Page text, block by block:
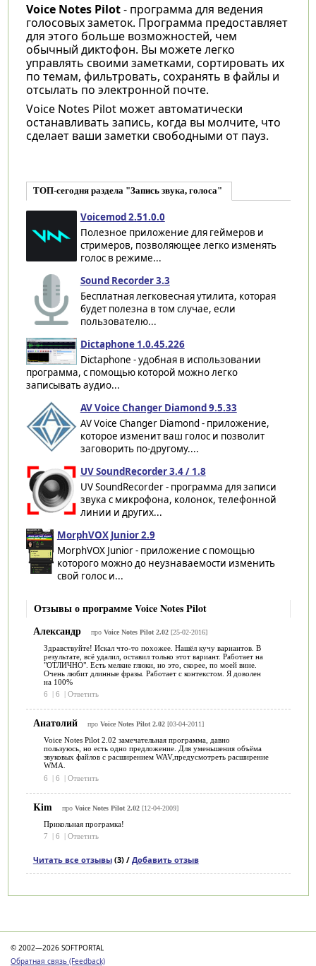
Voice Notes Pilot- программа для ведения
голосовых заметок. Программа предоставляет
для этого больше возможностей, чем
обычный диктофон. Вы можете легко
управлять своими заметками, сортировать их
по темам, фильтровать, сохранять в файлы и
отсылать по электронной почте.
Voice Notes Pilot может автоматически
останавливать запись, когда вы молчите, что
сделает ваши заметки свободными от пауз.
ТОП-сегодня раздела "Запись звука, голоса"
Voicemod 2.51.0.0
Полезное приложение для геймеров и
стримеров, позволяющее легко изменять
голос в режиме...
Sound Recorder 3.3
Бесплатная легковесная утилита, которая
будет полезна в том случае, если
пользователю...
Dictaphone 1.0.45.226
Dictaphone - удобная в использовании
программа, с помощью которой можно легко
записывать аудио...
AV Voice Changer Diamond 9.5.33
AV Voice Changer Diamond - приложение,
которое изменит ваш голос и позволит
заговорить по-другому....
UV SoundRecorder 3.4 / 1.8
UV SoundRecorder - программа для записи
звука с микрофона, колонок, телефонной
линии и других...
MorphVOX Junior 2.9
MorphVOX Junior - приложение с помощью
которого можно до неузнаваемости изменить
свой голос и...
Отзывы о программе Voice Notes Pilot
Александр
про Voice Notes Pilot 2.02[25-02-2016]
Здравствуйте! Искал что-то похожее. Нашёл кучу вариантов. В
результате, всё удалил, оставил только этот вариант. Работает на
"ОТЛИЧНО". Есть мелкие глюки, но это, скорее, по моей вине.
Очень любит длинные фразы. Работает с контекстом. Я доволен
на 100%
6
6 Ответить
Анатолий про Voice Notes Pilot 2.02[03-04-2011]
Voice Notes Pilot 2.02 замечательная программа, давно
пользуюсь, но есть одно предложение. Для уменьшения объёма
звуковых файлов с расширением WAV,предусмотреть расширение
WMA.
6
| 6 | Ответить
Kim про Voice Notes Pilot 2.02[12-04-2009]
Прикольная програмка!
7
6 Ответить
Читать все отзывы(3) / Добавить отзыв
© 2002—2026 SOFTPORTAL
Обратная связь (Feedback)